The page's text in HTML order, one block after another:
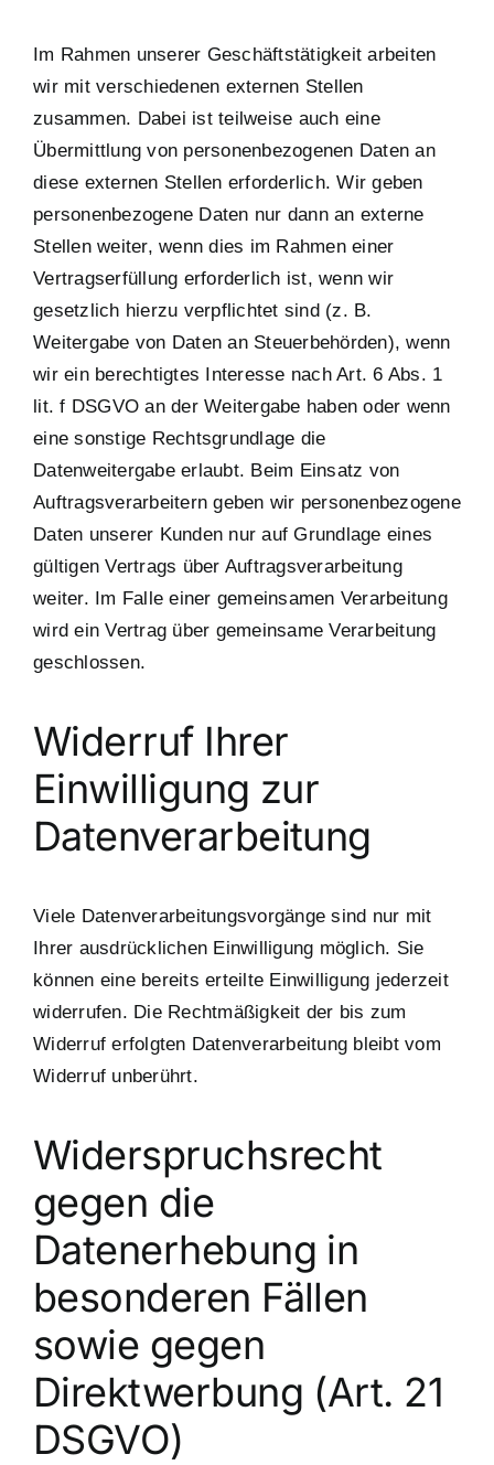
Im Rahmen unserer Geschäftstätigkeit arbeiten
wir mit verschiedenen externen Stellen
zusammen. Dabei ist teilweise auch eine
Übermittlung von personenbezogenen Daten an
diese externen Stellen erforderlich. Wir geben
personenbezogene Daten nur dann an externe
Stellen weiter, wenn dies im Rahmen einer
Vertragserfüllung erforderlich ist, wenn wir
gesetzlich hierzu verpflichtet sind (z. B.
Weitergabe von Daten an Steuerbehörden), wenn
wir ein berechtigtes Interesse nach Art. 6 Abs. 1
lit. f DSGVO an der Weitergabe haben oder wenn
eine sonstige Rechtsgrundlage die
Datenweitergabe erlaubt. Beim Einsatz von
Auftragsverarbeitern geben wir personenbezogene
Daten unserer Kunden nur auf Grundlage eines
gültigen Vertrags über Auftragsverarbeitung
weiter. Im Falle einer gemeinsamen Verarbeitung
wird ein Vertrag über gemeinsame Verarbeitung
geschlossen.
Widerruf Ihrer
Einwilligung zur
Datenverarbeitung
Viele Datenverarbeitungsvorgänge sind nur mit
Ihrer ausdrücklichen Einwilligung möglich. Sie
können eine bereits erteilte Einwilligung jederzeit
widerrufen. Die Rechtmäßigkeit der bis zum
Widerruf erfolgten Datenverarbeitung bleibt vom
Widerruf unberührt.
Widerspruchsrecht
gegen die
Datenerhebung in
besonderen Fällen
sowie gegen
Direktwerbung (Art. 21
DSGVO)